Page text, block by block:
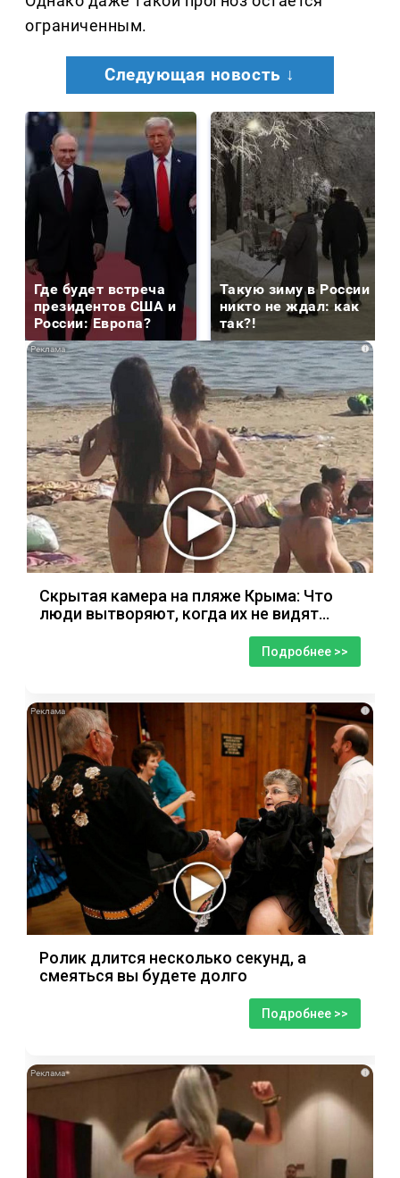
ограниченным.
Следующая новость ↓
Где будет встреча
президентов США и
России: Европа?
Такую зиму в России
никто не ждал: как
так?!
i
Скрытая камера на пляже Крыма: Что
люди вытворяют, когда их не видят...
Подробнее >>
i
Ролик длится несколько секунд, а
смеяться вы будете долго
Подробнее >>
i